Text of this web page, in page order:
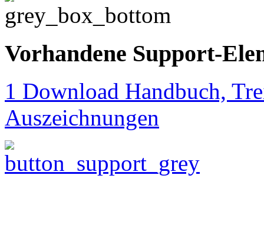
Vorhandene Support-
1 Download Handbuch,
Auszeichnungen